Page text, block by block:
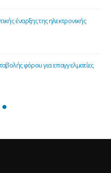
έναρξης της ηλεκτρονικής
φόρου για επαγγελματίες